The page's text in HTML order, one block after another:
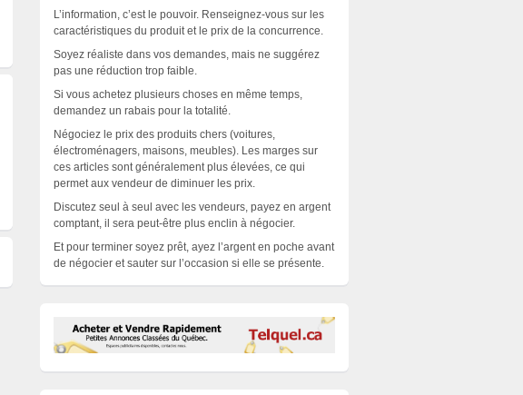
L’information, c’est le pouvoir. Renseignez-vous sur les
caractéristiques du produit et le prix de la concurrence.
Soyez réaliste dans vos demandes, mais ne suggérez
pas une réduction trop faible.
Si vous achetez plusieurs choses en même temps,
demandez un rabais pour la totalité.
Négociez le prix des produits chers (voitures,
électroménagers, maisons, meubles). Les marges sur
ces articles sont généralement plus élevées, ce qui
permet aux vendeur de diminuer les prix.
Discutez seul à seul avec les vendeurs, payez en argent
comptant, il sera peut-être plus enclin à négocier.
Et pour terminer soyez prêt, ayez l’argent en poche avant
de négocier et sauter sur l’occasion si elle se présente.